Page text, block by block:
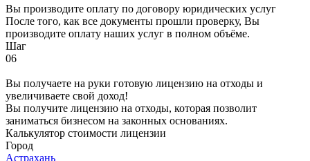
Вы производите оплату по договору юридических услуг
После того, как все документы прошли проверку, Вы
производите оплату наших услуг в полном объёме.
Шаг
06
Вы получаете на руки готовую лицензию на отходы и
увеличиваете свой доход!
Вы получите лицензию на отходы, которая позволит
заниматься бизнесом на законных основаниях.
Калькулятор стоимости лицензии
Город
Астрахань